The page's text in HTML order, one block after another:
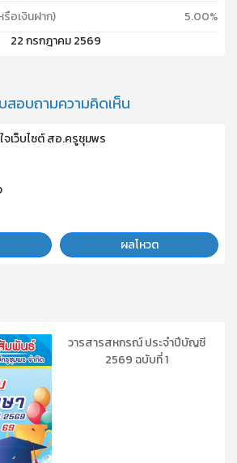
อเงินฝาก)
5.00%
22 กรกฎาคม 2569
สอบถามความคิดเห็น
เว็บไซต์ สอ.ครูชุมพร
ผลโหวต
วารสารสหกรณ์ ประจำปีบัญชี
2569 ฉบับที่ 1